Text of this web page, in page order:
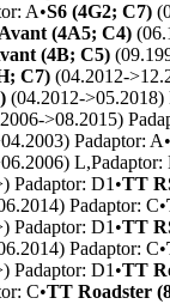
A•S6 (4G2; C7)
(4A5; C4)
(4B; C5)
C7) (04.2012-
(04.2012->05.2018)
>08.2015) P
Padaptor: A•
L,Padaptor:
Padaptor: D1 •TT
Padaptor: C•
Padaptor: D1 •TT
Padaptor: C•
Padaptor: D1 •TT
C•TT Roadster